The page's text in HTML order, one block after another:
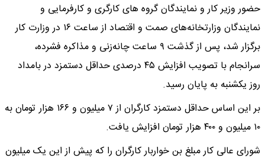
حضور وزیر کار و نمایندگان گروه های کارگری و کارفرمایی و
نمایندگان وزارتخانه‌های صمت و اقتصاد از ساعت ۱۶ در وزارت کار
برگزار شد، پس‌ از گذشت ۹ ساعت‌ چانه‌زنی و مذاکره فشرده،
سرانجام با تصویب افزایش ۴۵ درصدی حداقل دستمزد در بامداد
روز یکشنبه به پایان رسید.
بر این اساس حداقل دستمزد کارگران از ۷ میلیون و ۱۶۶ هزار تومان به
۱۰ میلیون و ۴۰۰ هزار تومان افزایش یافت.
شورای عالی کار مبلغ بن خواربار کارگران را که پیش از این یک میلیون